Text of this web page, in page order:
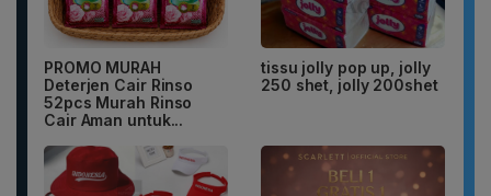
PROMO MURAH
Deterjen Cair Rinso
52pcs Murah Rinso
Cair Aman untuk...
tissu jolly pop up, jolly
250 shet, jolly 200shet